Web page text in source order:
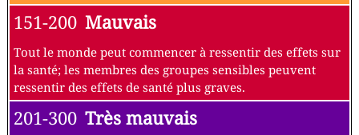
151-200 Mauvais
Tout le monde peut commencer à ressentir des effets sur
la santé; les membres des groupes sensibles peuvent
ressentir des effets de santé plus graves.
201-300 Très mauvais